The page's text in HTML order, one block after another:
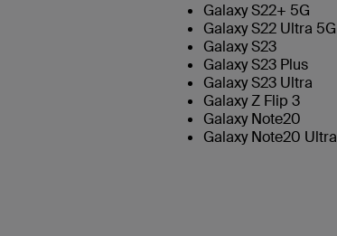
Galaxy S22+ 5G
Galaxy S22 Ultra 5G
Galaxy S23
Galaxy S23 Plus
Galaxy S23 Ultra
Galaxy Z Flip 3
Galaxy Note20
Galaxy Note20 Ultra